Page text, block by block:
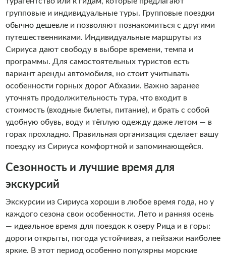
групповые и индивидуальные туры. Групповые поездки
обычно дешевле и позволяют познакомиться с другими
путешественниками. Индивидуальные маршруты из
Сириуса дают свободу в выборе времени, темпа и
программы. Для самостоятельных туристов есть
вариант аренды автомобиля, но стоит учитывать
особенности горных дорог Абхазии. Важно заранее
уточнять продолжительность тура, что входит в
стоимость (входные билеты, питание), и брать с собой
удобную обувь, воду и тёплую одежду даже летом — в
горах прохладно. Правильная организация сделает вашу
поездку из Сириуса комфортной и запоминающейся.
Сезонность и лучшие время для
экскурсий
Экскурсии из Сириуса хороши в любое время года, но у
каждого сезона свои особенности. Лето и ранняя осень
— идеальное время для поездок к озеру Рица и в горы:
дороги открыты, погода устойчивая, а пейзажи наиболее
яркие. В этот период особенно популярны морские